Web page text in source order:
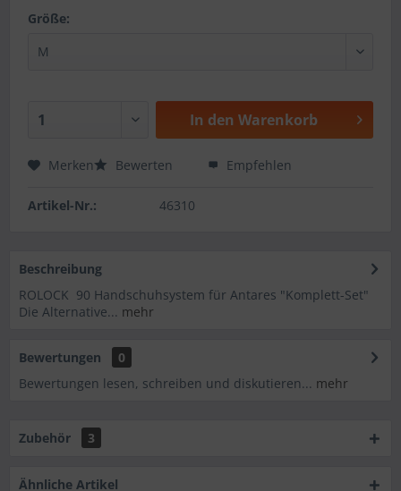
Größe:
In den Warenkorb
Merken Bewerten Empfehlen
Artikel-Nr.: 46310
Beschreibung
ROLOCK 90 Handschuhsystem für Antares "Komplett-Set"
Die Alternative... mehr
Bewertungen
0
Bewertungen lesen, schreiben und diskutieren... mehr
Zubehör 3
Ähnliche Artikel